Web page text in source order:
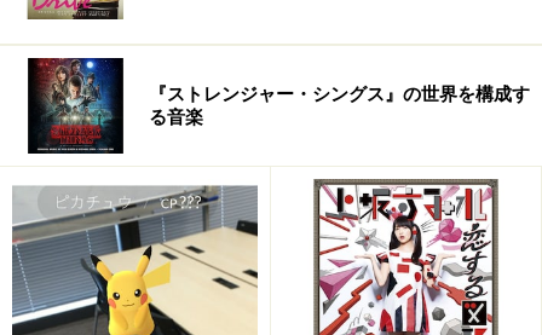
実は当時あまり聴いていませんでした。「美術館であっ
た人だろ」は、ヒカシューの曲だと思っていたくらいで
すから（笑）ですが、随分後のアルバム『P-MODEL』
『BigBody』はよく聴いていました。不思議な話なんで
すが、僕がP-MODELに加入する話など全く無い時から、
何故か練習していたんですよ（笑）ライヴの。あてぶり
まで。その後加入が決まったのですが、それほどビビル
こともなく「あ、やっぱり人生そうなってたんだ」と。
ヤプーズに加入したのも不思議な話があるんですが、
あ、このままだと違う次元の話になりそうです（笑）。
『ストレンジャー・シングス』の世界を構成す
る音楽